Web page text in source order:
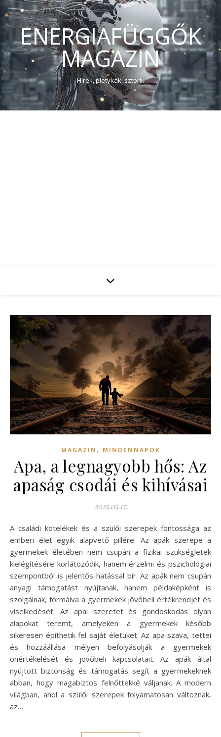
ENERGIAFÜGGŐK
MAGAZIN
Hírek, pletykák, sztorik
MAGAZIN , MINDENNAPOK
Apa, a legnagyobb hős: Az
apaság csodái és kihívásai
2025.05.17.
A családi kötelékek és a szülői szerepek fontossága az
emberi élet egyik alapvető pillére. Az apák szerepe a
gyermekek életében nem csupán a fizikai szükségletek
kielégítésére korlátozódik, hanem érzelmi és pszichológiai
szempontból is jelentős hatással bír. Az apák nem csupán
anyagi támogatást nyújtanak, hanem példaképként is
szolgálnak, formálva a gyermekek jövőbeli értékrendjét és
viselkedését. Az apai szeretet és gondoskodás olyan
alapokat teremt, amelyeken a gyermekek később
sikeresen építhetik fel saját életüket. Az apa szava, tettei
és hozzáállása mélyen befolyásolják a gyermekek
önértékelését és jövőbeli kapcsolatait. Az apák által
nyújtott biztonság és támogatás segít a gyermekeknek
abban, hogy magabiztos felnőttekké váljanak. A modern
világban, ahol a szülői szerepek folyamatosan változnak,
az…